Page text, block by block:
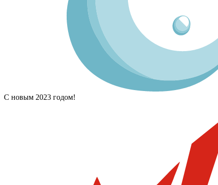
С новым 2023 годом!